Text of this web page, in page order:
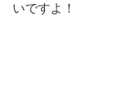
いですよ！